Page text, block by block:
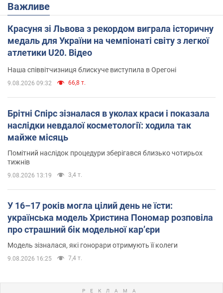
Важливе
Красуня зі Львова з рекордом виграла історичну
медаль для України на чемпіонаті світу з легкої
атлетики U20. Відео
Наша співвітчизниця блискуче виступила в Орегоні
9.08.2026 09:32 66,8 т.
Брітні Спірс зізналася в уколах краси і показала
наслідки невдалої косметології: ходила так
майже місяць
Помітний наслідок процедури зберігався близько чотирьох
тижнів
9.08.2026 13:19 3,4 т.
У 16–17 років могла цілий день не їсти:
українська модель Христина Пономар розповіла
про страшний бік модельної кар’єри
Модель зізналася, які гонорари отримують її колеги
9.08.2026 16:25 7,4 т.